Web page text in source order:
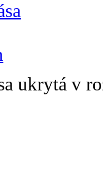
ukrytá v